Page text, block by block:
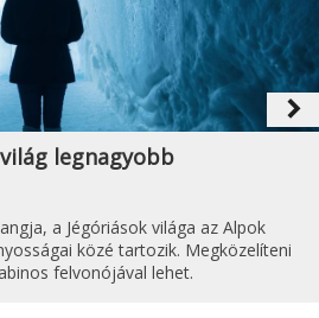
navigate_next
legnagyobb
a Jégóriások világa az Alpok
közé tartozik. Megközelíteni
felvonójával lehet.